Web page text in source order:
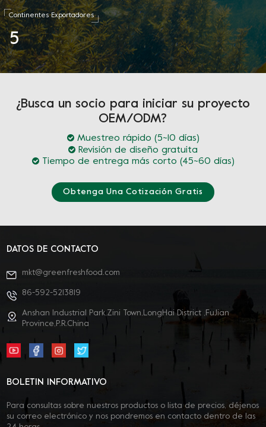
Continentes Exportadores
5
¿Busca un socio para iniciar su proyecto
OEM/ODM?
Muestreo rápido (5~10 días)
Revisión de diseño gratuita
Tiempo de entrega más corto (45~60 días)
Obtenga Una Cotización Gratis
DATOS DE CONTACTO
mkt@greenfreshfood.com
86-592-5213819
Anshan Industrial Park,Zini Town,LongHai District ,FuJian
Province,P.R.China
BOLETIN INFORMATIVO
Para consultas sobre nuestros productos o lista de precios, déjenos
su correo electrónico y nos pondremos en contacto dentro de las